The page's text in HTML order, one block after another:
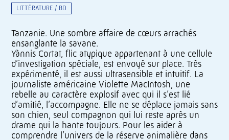
LITTÉRATURE / BD
Tanzanie. Une sombre affaire de cœurs arrachés
ensanglante la savane.
Yànnis Cortat, flic atypique appartenant à une cellule
d’investigation spéciale, est envoyé sur place. Très
expérimenté, il est aussi ultrasensible et intuitif. La
journaliste américaine Violette MacIntosh, une
rebelle au caractère explosif avec qui il s’est lié
d’amitié, l’accompagne. Elle ne se déplace jamais sans
son chien, seul compagnon qui lui reste après un
drame qui la hante toujours. Pour les aider à
comprendre l’univers de la réserve animalière dans